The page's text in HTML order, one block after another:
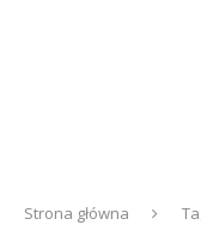
Strona główna